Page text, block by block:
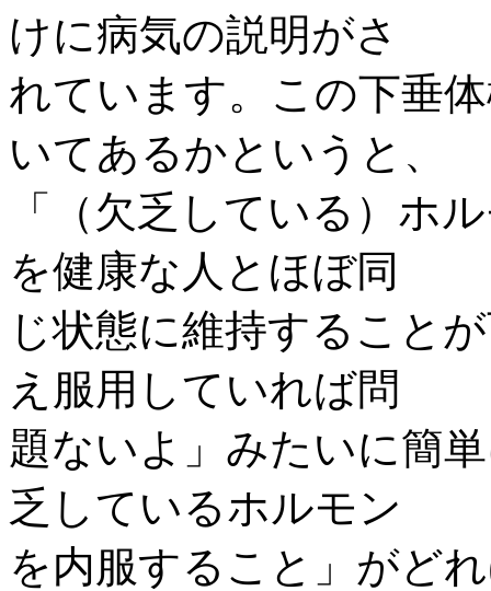
けに病気の説明がさ
れています。この下垂
いてあるかというと、
「（欠乏している）ホ
を健康な人とほぼ同
じ状態に維持すること
え服用していれば問
題ないよ」みたいに簡
乏しているホルモン
を内服すること」がど